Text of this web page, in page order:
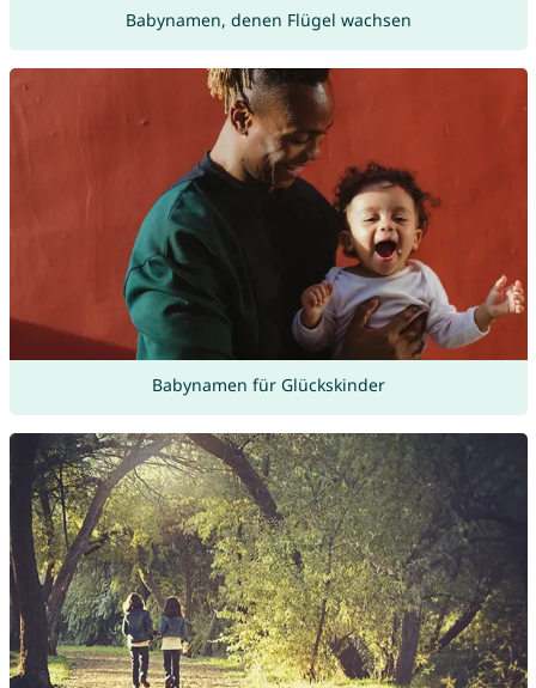
Babynamen, denen Flügel wachsen
Babynamen für Glückskinder